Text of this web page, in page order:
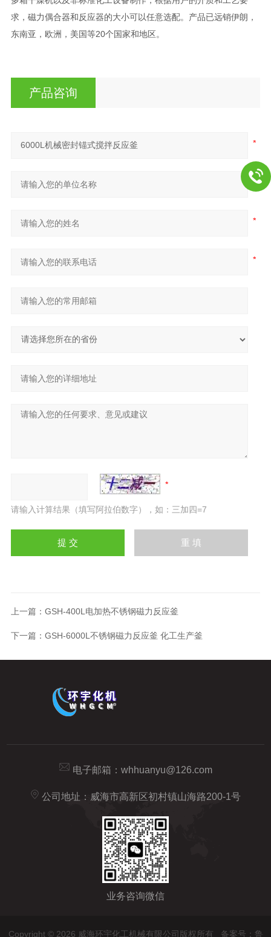
求，磁力偶合器和反应器的大小可以任意选配。产品已远销伊朗，
东南亚，欧洲，美国等20个国家和地区。
产品咨询
请输入计算结果（填写阿拉伯数字），如：三加四=7
上一篇： GSH-400L电加热不锈钢磁力反应釜
下一篇： GSH-6000L不锈钢磁力反应釜 化工生产釜
电子邮箱： whhuanyu@126.com
公司地址：威海市高新区初村镇山海路200-1号
业务咨询微信
Copyright © 2026 威海环宇化工机械有限公司版权所有 备案号：鲁